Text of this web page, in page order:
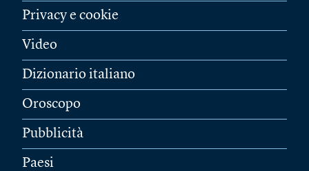
Privacy e cookie
Video
Dizionario italiano
Oroscopo
Pubblicità
Paesi